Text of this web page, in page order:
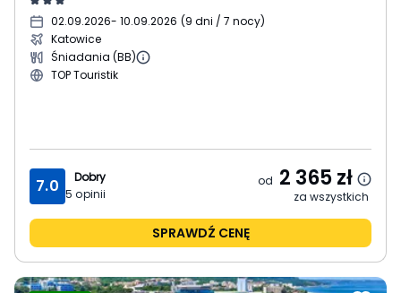
02.09.2026- 10.09.2026 (9 dni / 7 nocy)
Katowice
Śniadania (BB)
TOP Touristik
7.0
Dobry
5 opinii
od 2 365zł
za wszystkich
SPRAWDŹ CENĘ